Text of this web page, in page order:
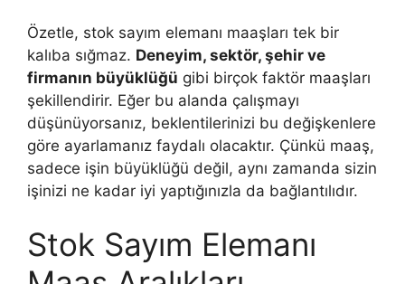
Özetle, stok sayım elemanı maaşları tek bir
kalıba sığmaz. Deneyim, sektör, şehir ve
firmanın büyüklüğü gibi birçok faktör maaşları
şekillendirir. Eğer bu alanda çalışmayı
düşünüyorsanız, beklentilerinizi bu değişkenlere
göre ayarlamanız faydalı olacaktır. Çünkü maaş,
sadece işin büyüklüğü değil, aynı zamanda sizin
işinizi ne kadar iyi yaptığınızla da bağlantılıdır.
Stok Sayım Elemanı